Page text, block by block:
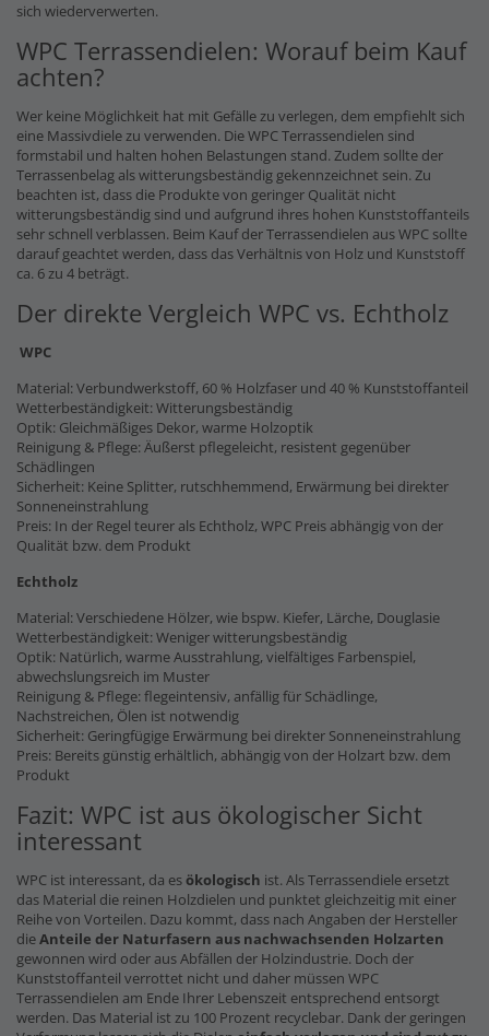
sich wiederverwerten.
WPC Terrassendielen: Worauf beim Kauf
achten?
Wer keine Möglichkeit hat mit Gefälle zu verlegen, dem empfiehlt sich
eine Massivdiele zu verwenden. Die WPC Terrassendielen sind
formstabil und halten hohen Belastungen stand. Zudem sollte der
Terrassenbelag als witterungsbeständig gekennzeichnet sein. Zu
beachten ist, dass die Produkte von geringer Qualität nicht
witterungsbeständig sind und aufgrund ihres hohen Kunststoffanteils
sehr schnell verblassen. Beim Kauf der Terrassendielen aus WPC sollte
darauf geachtet werden, dass das Verhältnis von Holz und Kunststoff
ca. 6 zu 4 beträgt.
Der direkte Vergleich WPC vs. Echtholz
WPC
Material: Verbundwerkstoff, 60 % Holzfaser und 40 % Kunststoffanteil
Wetterbeständigkeit: Witterungsbeständig
Optik: Gleichmäßiges Dekor, warme Holzoptik
Reinigung & Pflege: Äußerst pflegeleicht, resistent gegenüber
Schädlingen
Sicherheit: Keine Splitter, rutschhemmend, Erwärmung bei direkter
Sonneneinstrahlung
Preis: In der Regel teurer als Echtholz, WPC Preis abhängig von der
Qualität bzw. dem Produkt
Echtholz
Material: Verschiedene Hölzer, wie bspw. Kiefer, Lärche, Douglasie
Wetterbeständigkeit: Weniger witterungsbeständig
Optik: Natürlich, warme Ausstrahlung, vielfältiges Farbenspiel,
abwechslungsreich im Muster
Reinigung & Pflege: flegeintensiv, anfällig für Schädlinge,
Nachstreichen, Ölen ist notwendig
Sicherheit: Geringfügige Erwärmung bei direkter Sonneneinstrahlung
Preis: Bereits günstig erhältlich, abhängig von der Holzart bzw. dem
Produkt
Fazit: WPC ist aus ökologischer Sicht
interessant
WPC ist interessant, da esökologisch ist. Als Terrassendiele ersetzt
das Material die reinen Holzdielen und punktet gleichzeitig mit einer
Reihe von Vorteilen. Dazu kommt, dass nach Angaben der Hersteller
dieAnteile der Naturfasern aus nachwachsenden Holzarten
gewonnen wird oder aus Abfällen der Holzindustrie. Doch der
Kunststoffanteil verrottet nicht und daher müssen WPC
Terrassendielen am Ende Ihrer Lebenszeit entsprechend entsorgt
werden. Das Material ist zu 100 Prozent recyclebar. Dank der geringen